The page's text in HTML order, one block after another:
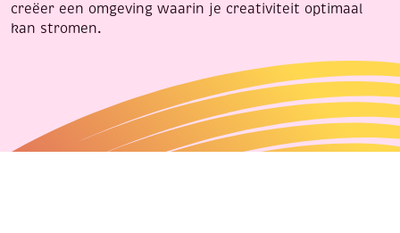
creëer een omgeving waarin je creativiteit optimaal
kan stromen.